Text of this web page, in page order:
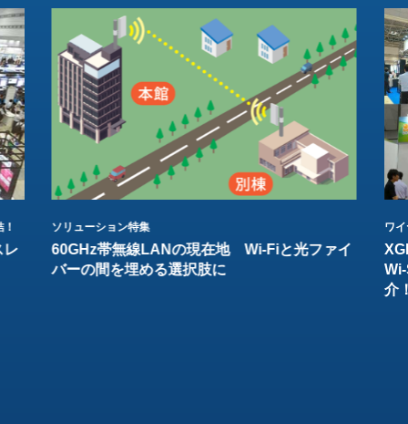
レ
ソリューション特集
60GHz帯無線LANの現在地 Wi-Fiと光ファイ
バーの間を埋める選択肢に
ワ
介